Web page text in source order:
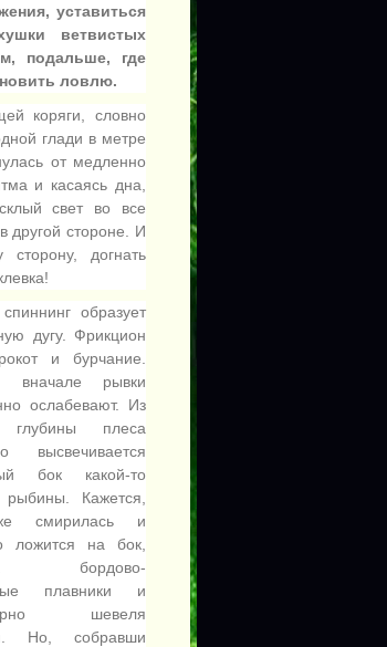
уставиться
ветвистых
подальше, где
ловлю.
коряги, словно
глади в метре
от медленно
и касаясь дна,
свет во все
другой стороне. И
догнать
образует
дугу. Фрикцион
и бурчание.
вначале рывки
ослабевают. Из
глубины плеса
высвечивается
бок какой-то
рыбины. Кажется,
смирилась и
ложится на бок,
бордово-
плавники и
шевеля
Но, собравши